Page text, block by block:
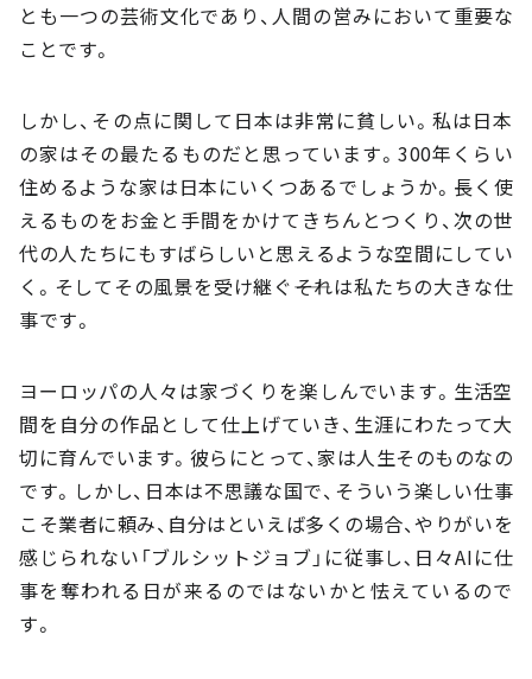
とも一つの芸術文化であり、人間の営みにおいて重要な
ことです。
しかし、その点に関して日本は非常に貧しい。私は日本
の家はその最たるものだと思っています。300年くらい
住めるような家は日本にいくつあるでしょうか。長く使
えるものをお金と手間をかけてきちんとつくり、次の世
代の人たちにもすばらしいと思えるような空間にしてい
く。そしてその風景を受け継ぐ――それは私たちの大きな仕
事です。
ヨーロッパの人々は家づくりを楽しんでいます。生活空
間を自分の作品として仕上げていき、生涯にわたって大
切に育んでいます。彼らにとって、家は人生そのものなの
です。しかし、日本は不思議な国で、そういう楽しい仕事
こそ業者に頼み、自分はといえば多くの場合、やりがいを
感じられない「ブルシットジョブ」に従事し､日々AIに仕
事を奪われる日が来るのではないかと怯えているので
す。